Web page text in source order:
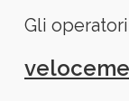
Gli operatori